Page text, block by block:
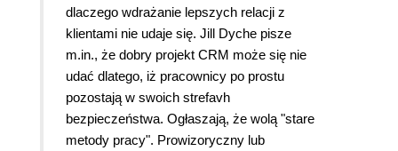
dlaczego wdrażanie lepszych relacji z
klientami nie udaje się. Jill Dyche pisze
m.in., że dobry projekt CRM może się nie
udać dlatego, iż pracownicy po prostu
pozostają w swoich strefavh
bezpieczeństwa. Ogłaszają, że wolą "stare
metody pracy". Prowizoryczny lub